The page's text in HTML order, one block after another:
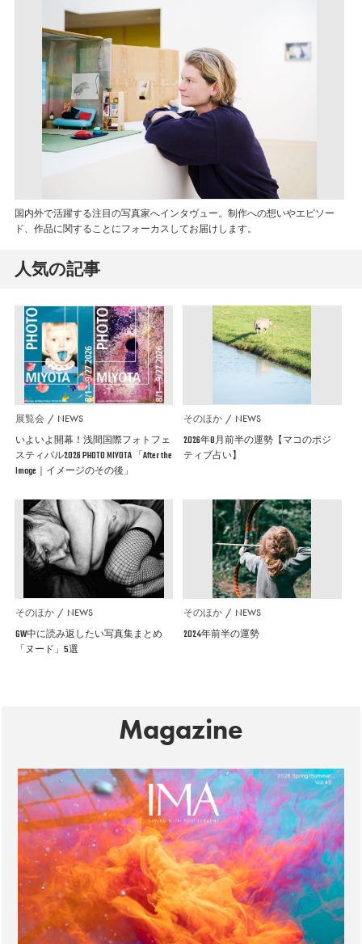
国内外で活躍する注目の写真家へインタヴュー。制作への想いやエピソー
ド、作品に関することにフォーカスしてお届けします。
人気の記事
展覧会 NEWS
いよいよ開幕！浅間国際フォトフェ
スティバル2026 PHOTO MIYOTA 「After the
Image｜イメージのその後」
そのほか NEWS
2026年8月前半の運勢【マコのポジ
ティブ占い】
そのほか NEWS
GW中に読み返したい写真集まとめ
「ヌード」5選
そのほか NEWS
2024年前半の運勢
Magazine